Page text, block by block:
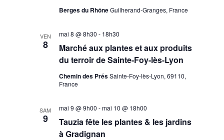
Berges du RhôneGuilherand-Granges, France
VEN
8
Marché aux plantes et aux produits
du terroir de Sainte-Foy-lès-Lyon
mai 8 @ 8h30 - 18h30
Chemin des PrésSainte-Foy-lès-Lyon, 69110,
France
SAM
9
Tauzia fête les plantes & les jardins
à Gradignan
mai 9 @ 9h00 -mai 10 @ 18h00